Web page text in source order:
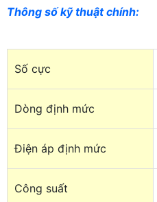
Thông số kỹ thuật chính:
Số cực
Dòng định mức
Điện áp định mức
Công suất